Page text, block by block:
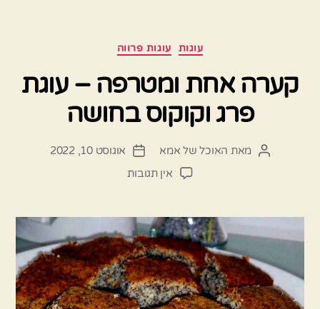
קטגוריות עוגות עוגות פרווה
קערה אחת ומטרפה – עוגת
פרג וקוקוס בחושה
המחבר
מאת האוכל של אמא
תאריךאוגוסט 10, 2022
אין תגובותעל
ומטרפה
–
עוגת
פרג
וקוקוס
בחושה